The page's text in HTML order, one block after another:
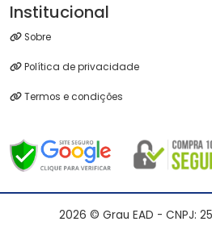
Institucional
Sobre
Política de privacidade
Termos e condições
2026 © Grau EAD - CNPJ: